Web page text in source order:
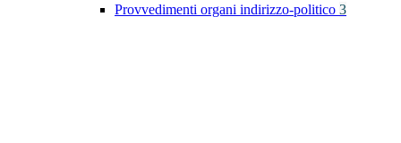
Provvedimenti organi indirizzo-politico 3